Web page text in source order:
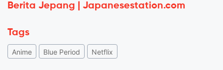
Berita Jepang | Japanesestation.com
Tags
Anime Blue Period Netflix